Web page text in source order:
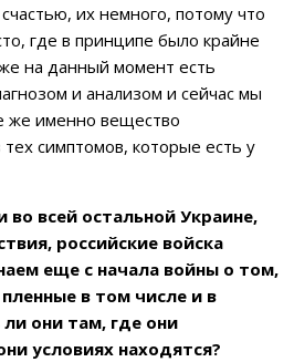
их немного, потому что
где в принципе было крайне
на данный момент есть
и анализом и сейчас мы
же именно вещество
симптомов, которые есть у
всей остальной Украине,
российские войска
еще с начала войны о том,
в том числе и в
они там, где они
условиях находятся?